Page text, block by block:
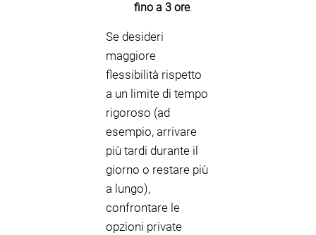
fino a 3 ore.
Se desideri
maggiore
flessibilità rispetto
a un limite di tempo
rigoroso (ad
esempio, arrivare
più tardi durante il
giorno o restare più
a lungo),
confrontare le
opzioni private